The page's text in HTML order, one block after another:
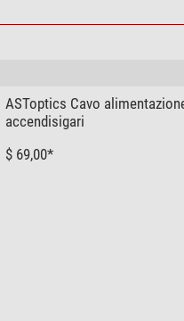
ASToptics Cavo
accendisigari
$ 69,00*